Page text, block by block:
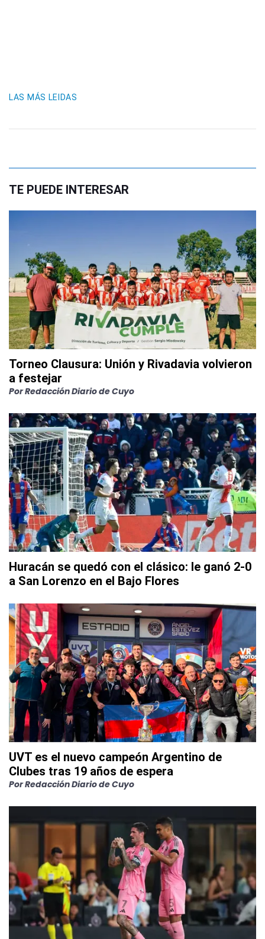
LAS MÁS LEIDAS
TE PUEDE INTERESAR
Torneo Clausura: Unión y Rivadavia volvieron
a festejar
PorRedacción Diario de Cuyo
Huracán se quedó con el clásico: le ganó 2-0
a San Lorenzo en el Bajo Flores
UVT es el nuevo campeón Argentino de
Clubes tras 19 años de espera
PorRedacción Diario de Cuyo